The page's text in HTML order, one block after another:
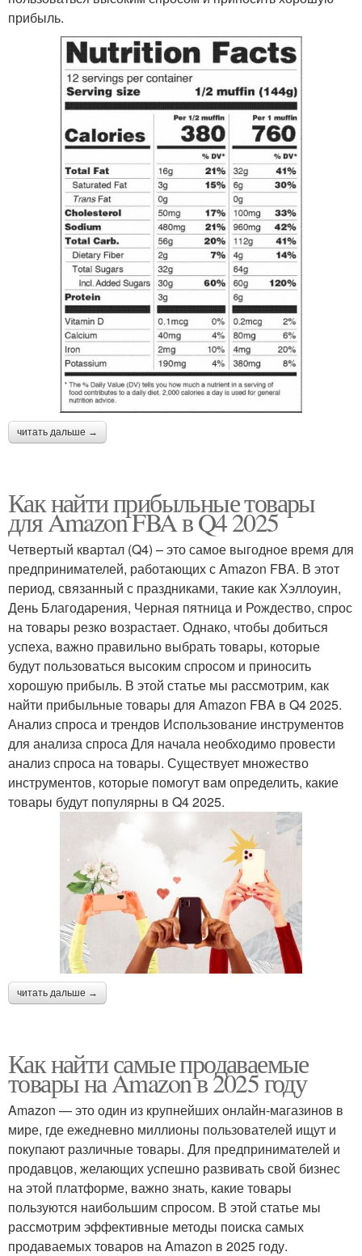
прибыль.
читать дальше →
Как найти прибыльные товары
для Amazon FBA в Q4 2025
Четвертый квартал (Q4) – это самое выгодное время для
предпринимателей, работающих с Amazon FBA. В этот
период, связанный с праздниками, такие как Хэллоуин,
День Благодарения, Черная пятница и Рождество, спрос
на товары резко возрастает. Однако, чтобы добиться
успеха, важно правильно выбрать товары, которые
будут пользоваться высоким спросом и приносить
хорошую прибыль. В этой статье мы рассмотрим, как
найти прибыльные товары для Amazon FBA в Q4 2025.
Анализ спроса и трендов Использование инструментов
для анализа спроса Для начала необходимо провести
анализ спроса на товары. Существует множество
инструментов, которые помогут вам определить, какие
товары будут популярны в Q4 2025.
читать дальше →
Как найти самые продаваемые
товары на Amazon в 2025 году
Amazon — это один из крупнейших онлайн-магазинов в
мире, где ежедневно миллионы пользователей ищут и
покупают различные товары. Для предпринимателей и
продавцов, желающих успешно развивать свой бизнес
на этой платформе, важно знать, какие товары
пользуются наибольшим спросом. В этой статье мы
рассмотрим эффективные методы поиска самых
продаваемых товаров на Amazon в 2025 году.